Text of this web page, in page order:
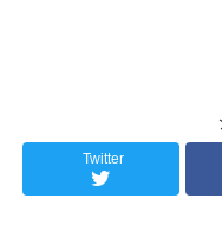
Twitter